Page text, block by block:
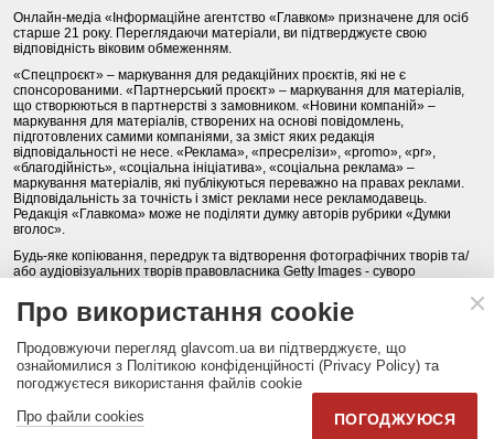
Онлайн-медіа «Інформаційне агентство «Главком» призначене для осіб
старше 21 року. Переглядаючи матеріали, ви підтверджуєте свою
відповідність віковим обмеженням.
«Спецпроєкт» – маркування для редакційних проєктів, які не є
спонсорованими. «Партнерський проєкт» – маркування для матеріалів,
що створюються в партнерстві з замовником. «Новини компаній» –
маркування для матеріалів, створених на основі повідомлень,
підготовлених самими компаніями, за зміст яких редакція
відповідальності не несе. «Реклама», «пресрелізи», «promo», «pr»,
«благодійність», «соціальна ініціатива», «соціальна реклама» –
маркування матеріалів, які публікуються переважно на правах реклами.
Відповідальність за точність і зміст реклами несе рекламодавець.
Редакція «Главкома» може не поділяти думку авторів рубрики «Думки
вголос».
Будь-яке копіювання, передрук та відтворення фотографічних творів та/
або аудіовізуальних творів правовласника Getty Images - суворо
Політика конфіденційності (Privacy Policy). Правила сайту
КОНТАКТИ НАША КОМАНДА АРХІВ
Партнери:DepositPhotos.com,opendatabot.ua
Про використання cookie
Продовжуючи перегляд glavcom.ua ви підтверджуєте, що
ознайомилися з Політикою конфіденційності (Privacy Policy) та
погоджуєтеся використання файлів cookie
Про файли cookies
ПОГОДЖУЮСЯ